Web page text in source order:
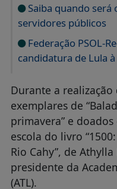
Saiba quando será
servidores públicos
Federação PSOL-
candidatura de Lula
Durante a
exemplares de
primavera” e
escola do livro
Rio Cahy”, de
presidente da
(ATL).